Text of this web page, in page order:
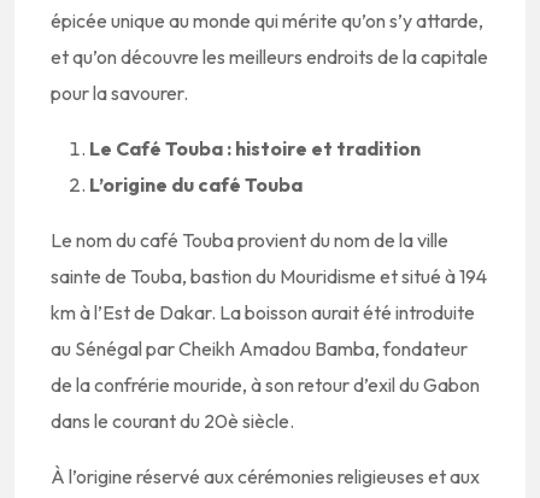
épicée unique au monde qui mérite qu’on s’y attarde,
et qu’on découvre les meilleurs endroits de la capitale
pour la savourer.
Le Café Touba : histoire et tradition
L’origine du café Touba
Le nom du café Touba provient du nom de la ville
sainte de Touba, bastion du Mouridisme et situé à 194
km à l’Est de Dakar. La boisson aurait été introduite
au Sénégal par Cheikh Amadou Bamba, fondateur
de la confrérie mouride, à son retour d’exil du Gabon
dans le courant du 20è siècle.
À l’origine réservé aux cérémonies religieuses et aux